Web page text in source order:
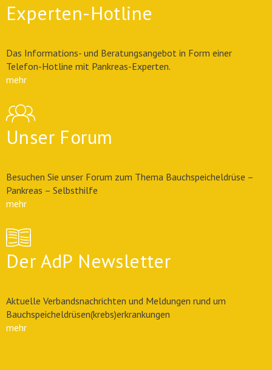
Experten-Hotline
Das Informations- und Beratungsangebot in Form einer
Telefon-Hotline mit Pankreas-Experten.
mehr
Unser Forum
Besuchen Sie unser Forum zum Thema Bauchspeicheldrüse –
Pankreas – Selbsthilfe
mehr
Der AdP Newsletter
Aktuelle Verbandsnachrichten und Meldungen rund um
Bauchspeicheldrüsen(krebs)erkrankungen
mehr